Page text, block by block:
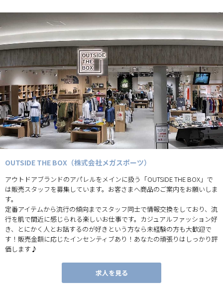
OUTSIDE THE BOX（株式会社メガスポーツ）
アウトドアブランドのアパレルをメインに扱う「OUTSIDE THE BOX」で
は販売スタッフを募集しています。お客さまへ商品のご案内をお願いしま
す。
定番アイテムから流行の傾向までスタッフ同士で情報交換をしており、流
行を肌で間近に感じられる楽しいお仕事です。カジュアルファッション好
き、とにかく人とお話するのが好きという方なら未経験の方も大歓迎で
す！販売金額に応じたインセンティブあり！あなたの頑張りはしっかり評
価します♪
求人を見る